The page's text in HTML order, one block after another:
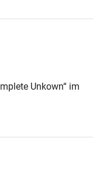
Unkown“ im